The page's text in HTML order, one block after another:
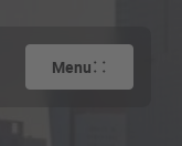
Menu